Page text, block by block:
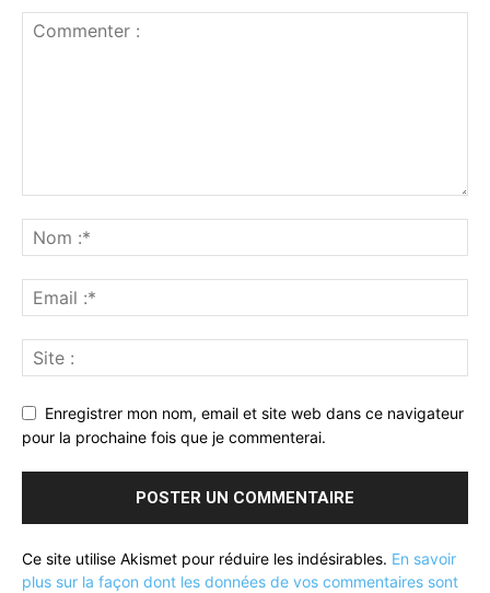
Enregistrer mon nom, email et site web dans ce navigateur
pour la prochaine fois que je commenterai.
Ce site utilise Akismet pour réduire les indésirables. En savoir
plus sur la façon dont les données de vos commentaires sont